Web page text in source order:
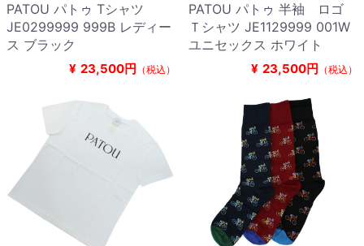
PATOU パトゥ Tシャツ
JE0299999 999B レディー
ス ブラック
¥ 23,500円 （税込）
PATOU パトゥ 半袖 ロゴ
Ｔシャツ JE1129999 001W
ユニセックス ホワイト
¥ 23,500円 （税込）